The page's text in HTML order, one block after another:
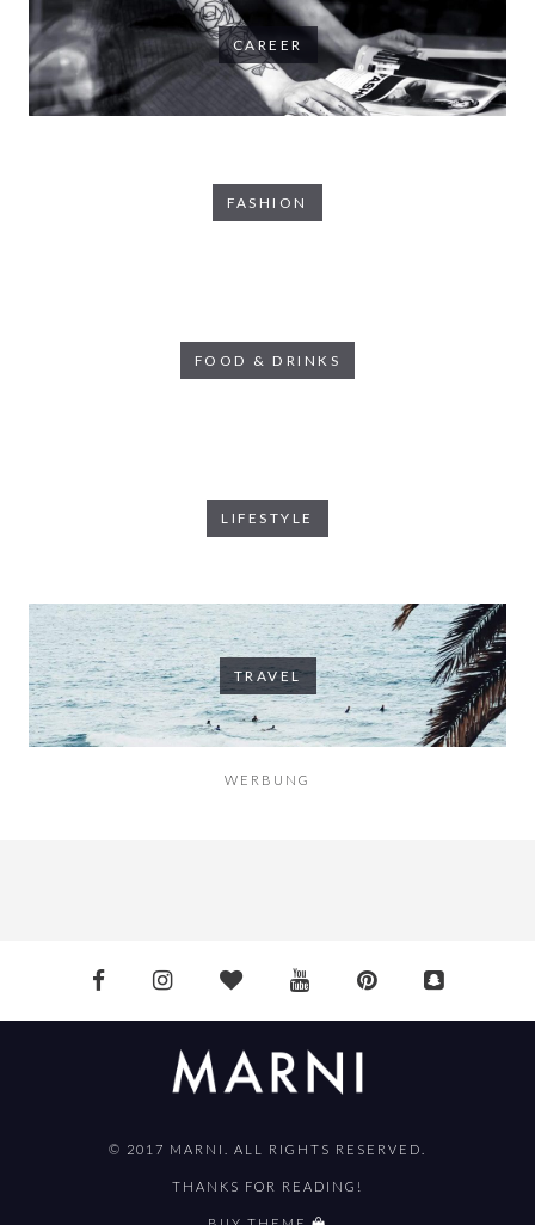
CAREER
FASHION
FOOD & DRINKS
LIFESTYLE
TRAVEL
WERBUNG
© 2017 MARNI. ALL RIGHTS RESERVED.
THANKS FOR READING!